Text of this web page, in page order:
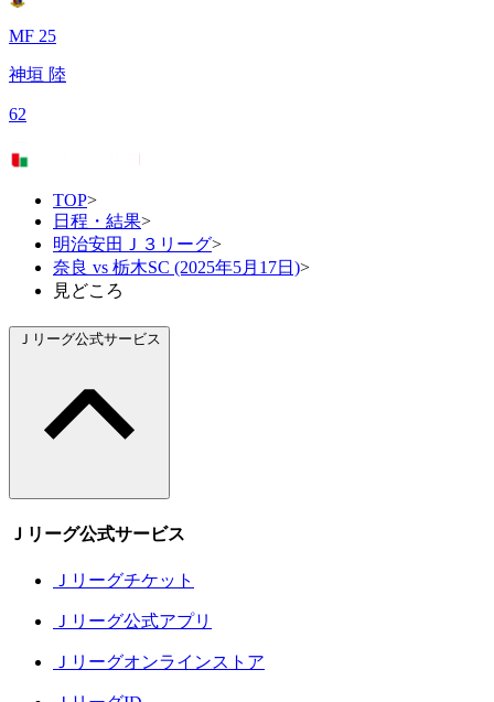
MF 25
神垣 陸
62
TOP>
日程・結果>
明治安田Ｊ３リーグ>
奈良 vs 栃木SC (2025年5月17日)>
見どころ
Ｊリーグ公式サービス
Ｊリーグ公式サービス
Ｊリーグチケット
Ｊリーグ公式アプリ
Ｊリーグオンラインストア